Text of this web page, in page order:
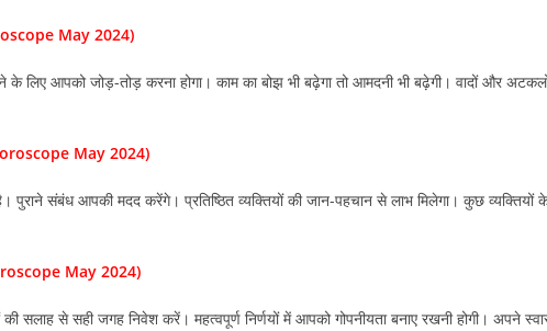
May 2024)
के लिए आपको जोड़-तोड़ करना होगा। काम का बोझ भी बढ़ेगा तो आमदनी भी बढ़ेगी। वादों और
May 2024)
संबंध आपकी मदद करेंगे। प्रतिष्ठित व्यक्तियों की जान-पहचान से लाभ मिलेगा। कुछ व्यक्तियों
May 2024)
सलाह से सही जगह निवेश करें। महत्वपूर्ण निर्णयों में आपको गोपनीयता बनाए रखनी होगी। अपने